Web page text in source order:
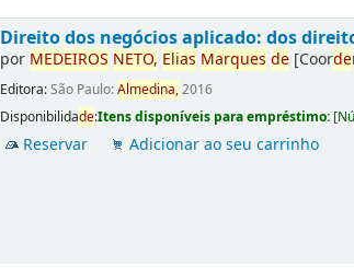
Direito dos negócios aplicado: dos
por MEDEIROS NETO, Elias Marques de [Coorde
Editora:São Paulo:Almedina,2016
Disponibilidade:Itens disponíveis para empréstimo: [
Reservar Adicionar ao seu carrinho